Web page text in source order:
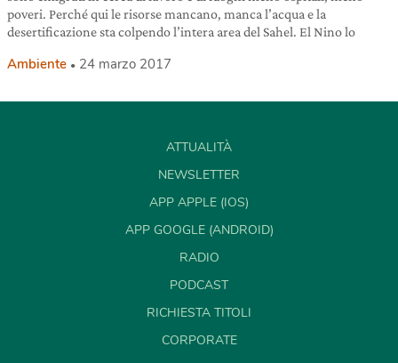
poveri. Perché qui le risorse mancano, manca l’acqua e la
desertificazione sta colpendo l’intera area del Sahel. El Nino lo
Ambiente 24 marzo 2017
ATTUALITÀ
NEWSLETTER
APP APPLE (IOS)
APP GOOGLE (ANDROID)
RADIO
PODCAST
RICHIESTA TITOLI
CORPORATE